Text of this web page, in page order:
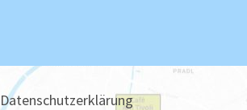
Datenschutzerklärung